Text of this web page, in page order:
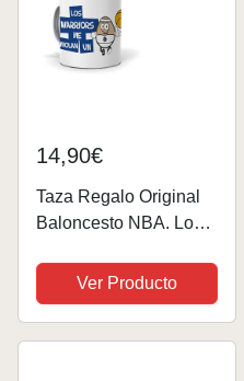
14,90€
Taza Regalo Original
Baloncesto NBA. Los
Huevo. Ceramica AAA
- 350 ml.
Ver Producto